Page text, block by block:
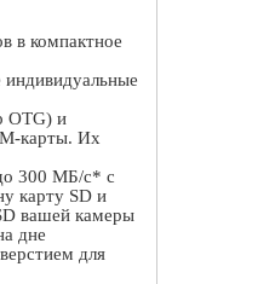
в компактное
OTG) и
-карты. Их
300 МБ/с* с
карту SD и
вашей камеры
дне
для